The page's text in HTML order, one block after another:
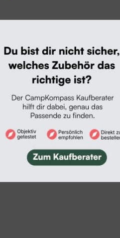
Up Select mit XXL-
Grey Edition Fire